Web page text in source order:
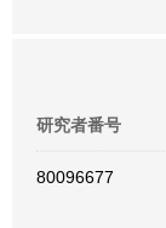
研究者番号
80096677